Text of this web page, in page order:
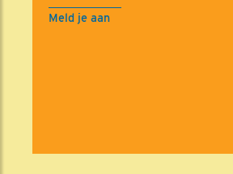
Meld je aan